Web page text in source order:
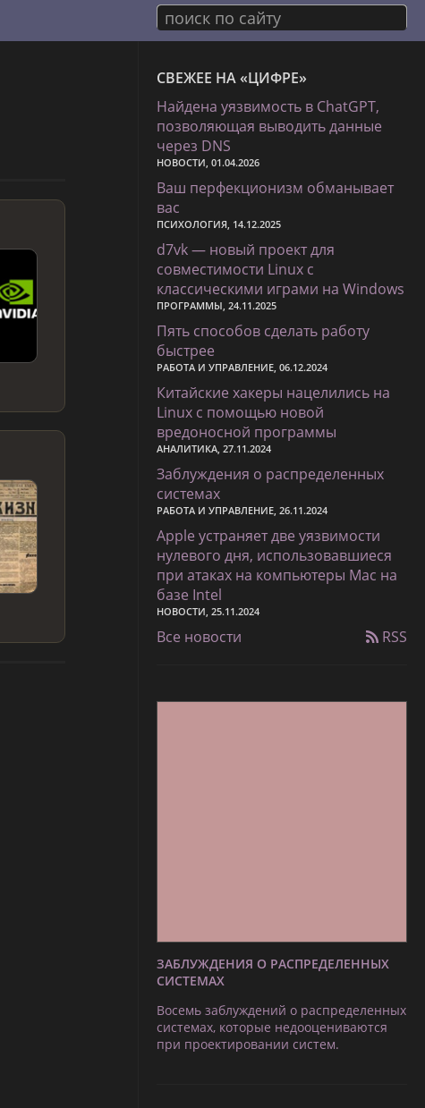
поиск по сайту
СВЕЖЕЕ НА «ЦИФРЕ»
Найдена уязвимость в ChatGPT,
позволяющая выводить данные
через DNS
НОВОСТИ, 01.04.2026
Ваш перфекционизм обманывает
вас
ПСИХОЛОГИЯ, 14.12.2025
d7vk — новый проект для
совместимости Linux с
классическими играми на Windows
ПРОГРАММЫ, 24.11.2025
Пять способов сделать работу
быстрее
РАБОТА И УПРАВЛЕНИЕ, 06.12.2024
Китайские хакеры нацелились на
Linux с помощью новой
вредоносной программы
АНАЛИТИКА, 27.11.2024
Заблуждения о распределенных
системах
РАБОТА И УПРАВЛЕНИЕ, 26.11.2024
Apple устраняет две уязвимости
нулевого дня, использовавшиеся
при атаках на компьютеры Mac на
базе Intel
НОВОСТИ, 25.11.2024
Все новости RSS
ЗАБЛУЖДЕНИЯ О РАСПРЕДЕЛЕННЫХ
СИСТЕМАХ
Восемь заблуждений о распределенных
системах, которые недооцениваются
при проектировании систем.